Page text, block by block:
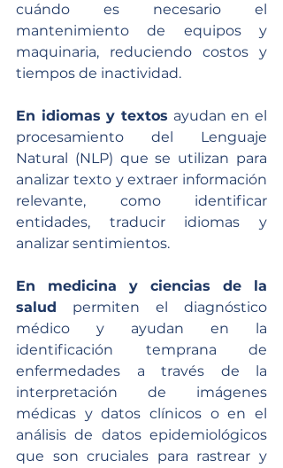
cuándo es necesario el
mantenimiento de equipos y
maquinaria, reduciendo costos y
tiempos de inactividad.
En idiomas y textos ayudan en el
procesamiento del Lenguaje
Natural (NLP) que se utilizan para
analizar texto y extraer información
relevante, como identificar
entidades, traducir idiomas y
analizar sentimientos.
En medicina y ciencias de la
salud permiten el diagnóstico
médico y ayudan en la
identificación temprana de
enfermedades a través de la
interpretación de imágenes
médicas y datos clínicos o en el
análisis de datos epidemiológicos
que son cruciales para rastrear y